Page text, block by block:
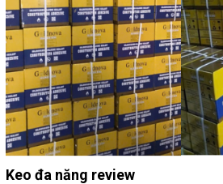
Keo đa năng review